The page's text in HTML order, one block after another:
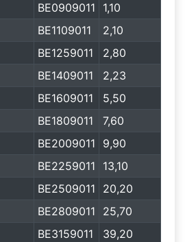
BE0909011
1,10
BE1109011
2,10
BE1259011
2,80
BE1409011
2,23
BE1609011
5,50
BE1809011
7,60
BE2009011
9,90
BE2259011
13,10
BE2509011
20,20
BE2809011
25,70
BE3159011
39,20